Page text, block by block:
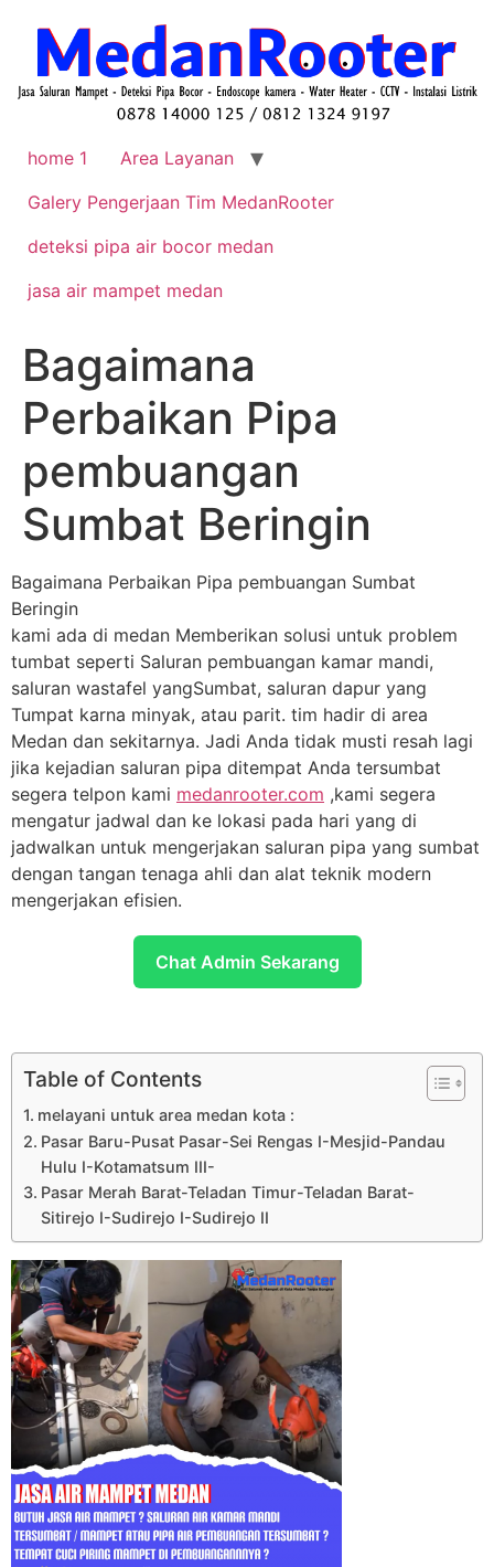
home 1
Area Layanan
Galery Pengerjaan Tim MedanRooter
deteksi pipa air bocor medan
jasa air mampet medan
Bagaimana
Perbaikan Pipa
pembuangan
Sumbat Beringin
Bagaimana Perbaikan Pipa pembuangan Sumbat
Beringin
kami ada di medan Memberikan solusi untuk problem
tumbat seperti Saluran pembuangan kamar mandi,
saluran wastafel yangSumbat, saluran dapur yang
Tumpat karna minyak, atau parit. tim hadir di area
Medan dan sekitarnya. Jadi Anda tidak musti resah lagi
jika kejadian saluran pipa ditempat Anda tersumbat
segera telpon kami medanrooter.com ,kami segera
mengatur jadwal dan ke lokasi pada hari yang di
jadwalkan untuk mengerjakan saluran pipa yang sumbat
dengan tangan tenaga ahli dan alat teknik modern
mengerjakan efisien.
Chat Admin Sekarang
Table of Contents
melayani untuk area medan kota :
Pasar Baru-Pusat Pasar-Sei Rengas I-Mesjid-Pandau
Hulu I-Kotamatsum III-
Pasar Merah Barat-Teladan Timur-Teladan Barat-
Sitirejo I-Sudirejo I-Sudirejo II